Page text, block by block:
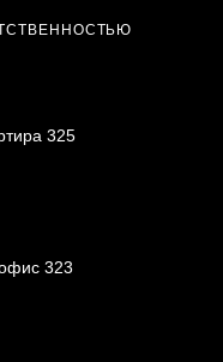
325
323